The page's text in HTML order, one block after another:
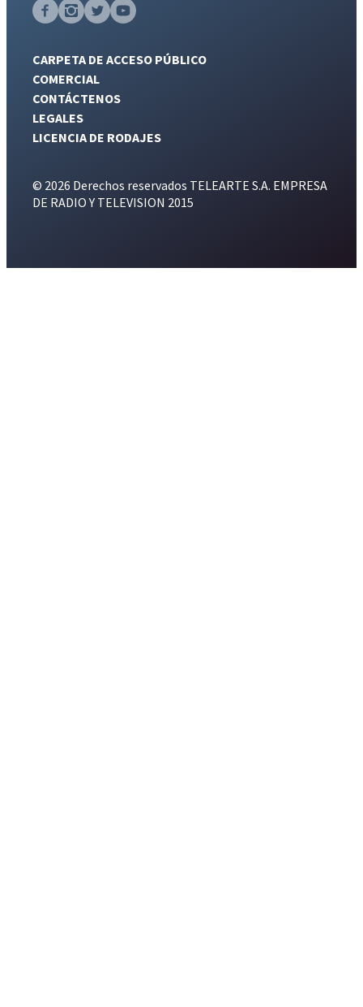
CARPETA DE ACCESO PÚBLICO
COMERCIAL
CONTÁCTENOS
LEGALES
LICENCIA DE RODAJES
© 2026 Derechos reservados TELEARTE S.A. EMPRESA
DE RADIO Y TELEVISION 2015